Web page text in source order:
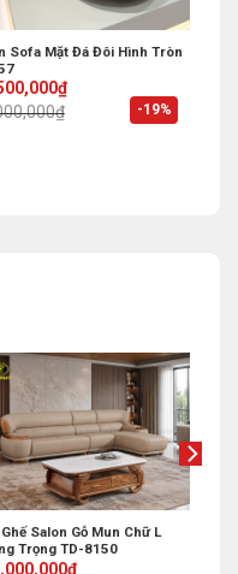
-19%
Sofa Mặt Đá Đôi Hình Tròn
₫
₫
Salon Gỗ Mun Chữ L
Trọng TD-8150
₫